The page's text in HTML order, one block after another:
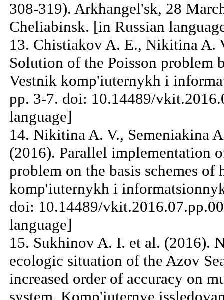
308-319). Arkhangel'sk, 28
Cheliabinsk. [in Russian
13. Chistiakov A. E., Nikitina A.
Solution of the Poisson problem
Vestnik komp'iuternykh i
pp. 3-7. doi: 10.14489/
language]
14. Nikitina A. V., Semeniakina
(2016). Parallel implementation
problem on the basis schemes
komp'iuternykh i
doi: 10.14489/
language]
15. Sukhinov A. I. et al. (2016).
ecologic situation of the Azov
increased order of accuracy on
system. Komp'iuternye